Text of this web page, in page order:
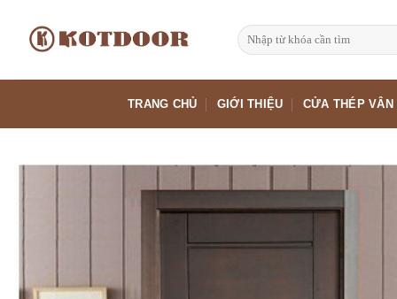
dung
Tìm
kiếm:
TRANG CHỦ GIỚI THIỆU CỬA THÉP VÂN